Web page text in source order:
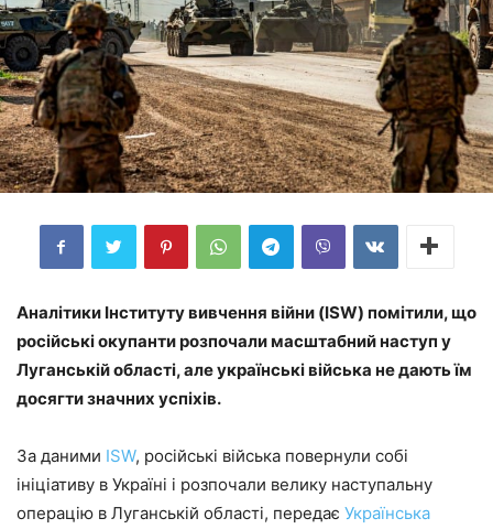
Аналітики Інституту вивчення війни (ISW) помітили, що
російські окупанти розпочали масштабний наступ у
Луганській області, але українські війська не дають їм
досягти значних успіхів.
За даними ISW, російські війська повернули собі
ініціативу в Україні і розпочали велику наступальну
операцію в Луганській області, передає Українська